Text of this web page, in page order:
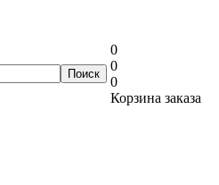
0
0
0
Корзина заказа